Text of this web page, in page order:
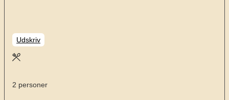
Udskriv
2 personer